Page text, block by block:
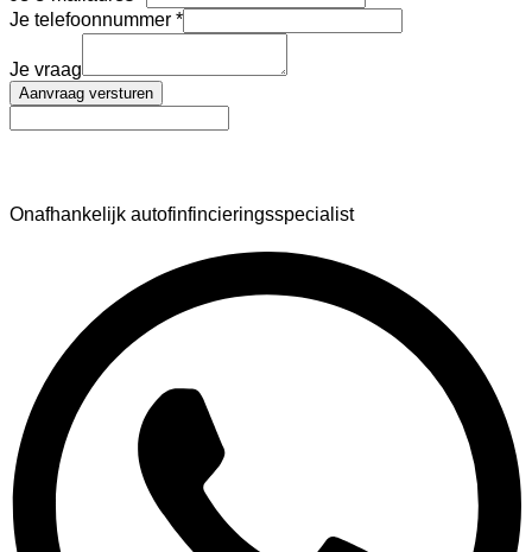
Je telefoonnummer
Je vraag
Aanvraag versturen
Onafhankelijk autofinfincieringsspecialist